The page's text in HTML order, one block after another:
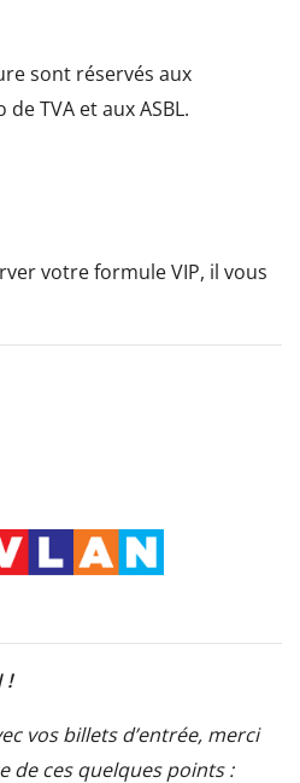
sont réservés aux
TVA et aux ASBL.
votre formule VIP, il vous
!
vos billets d’entrée, merci
de ces quelques points :